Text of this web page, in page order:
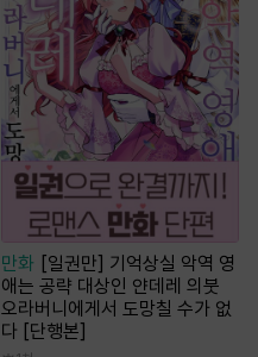
만화
[일권만] 기억상실 악역 영
애는 공략 대상인 얀데레 의붓
오라버니에게서 도망칠 수가 없
다 [단행본]